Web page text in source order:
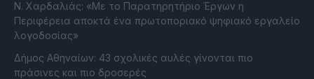
Ν. Χαρδαλιάς: «Με το Παρατηρητήριο Έργων η
Περιφέρεια αποκτά ένα πρωτοποριακό ψηφιακό εργαλείο
λογοδοσίας»
Δήμος Αθηναίων: 43 σχολικές αυλές γίνονται πιο
πράσινες και πιο δροσερές